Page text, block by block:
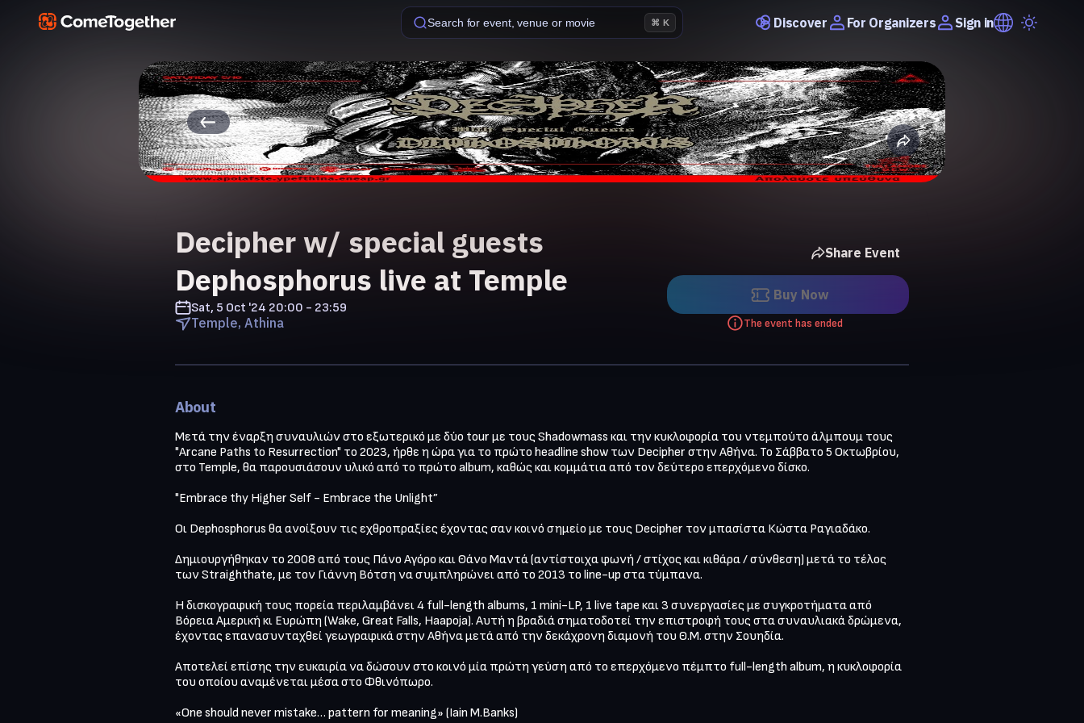
Search for event, venue or movie ⌘ K Discover For Organizers Sign in
Decipher w/ special guests
Dephosphorus live at Temple
Sat, 5 Oct '24 20:00 - 23:59
Temple, Athina
Share Event
Buy Now
The event has ended
About
Μετά την έναρξη συναυλιών στο εξωτερικό με δύο tour με τους Shadowmass και την κυκλοφορία του ντεμπούτο άλμπουμ τους
"Arcane Paths to Resurrection" το 2023, ήρθε η ώρα για το πρώτο headline show των Decipher στην Αθήνα. Το Σάββατο 5 Οκτωβρίου,
στο Temple, θα παρουσιάσουν υλικό από το πρώτο album, καθώς και κομμάτια από τον δεύτερο επερχόμενο δίσκο.
"Embrace thy Higher Self - Embrace the Unlight”
Oι Dephosphorus θα ανοίξουν τις εχθροπραξίες έχοντας σαν κοινό σημείο με τους Decipher τον μπασίστα Κώστα Ραγιαδάκο.
Δημιουργήθηκαν το 2008 από τους Πάνο Αγόρο και Θάνο Μαντά (αντίστοιχα φωνή / στίχος και κιθάρα / σύνθεση) μετά το τέλος
των Straighthate, με τον Γιάννη Βότση να συμπληρώνει από το 2013 το line-up στα τύμπανα.
Η δισκογραφική τους πορεία περιλαμβάνει 4 full-length albums, 1 mini-LP, 1 live tape και 3 συνεργασίες με συγκροτήματα από
Βόρεια Αμερική κι Ευρώπη (Wake, Great Falls, Haapoja). Αυτή η βραδιά σηματοδοτεί την επιστροφή τους στα συναυλιακά δρώμενα,
έχοντας επανασυνταχθεί γεωγραφικά στην Αθήνα μετά από την δεκάχρονη διαμονή του Θ.Μ. στην Σουηδία.
Αποτελεί επίσης την ευκαιρία να δώσουν στο κοινό μία πρώτη γεύση από το επερχόμενο πέμπτο full-length album, η κυκλοφορία
του οποίου αναμένεται μέσα στο Φθινόπωρο.